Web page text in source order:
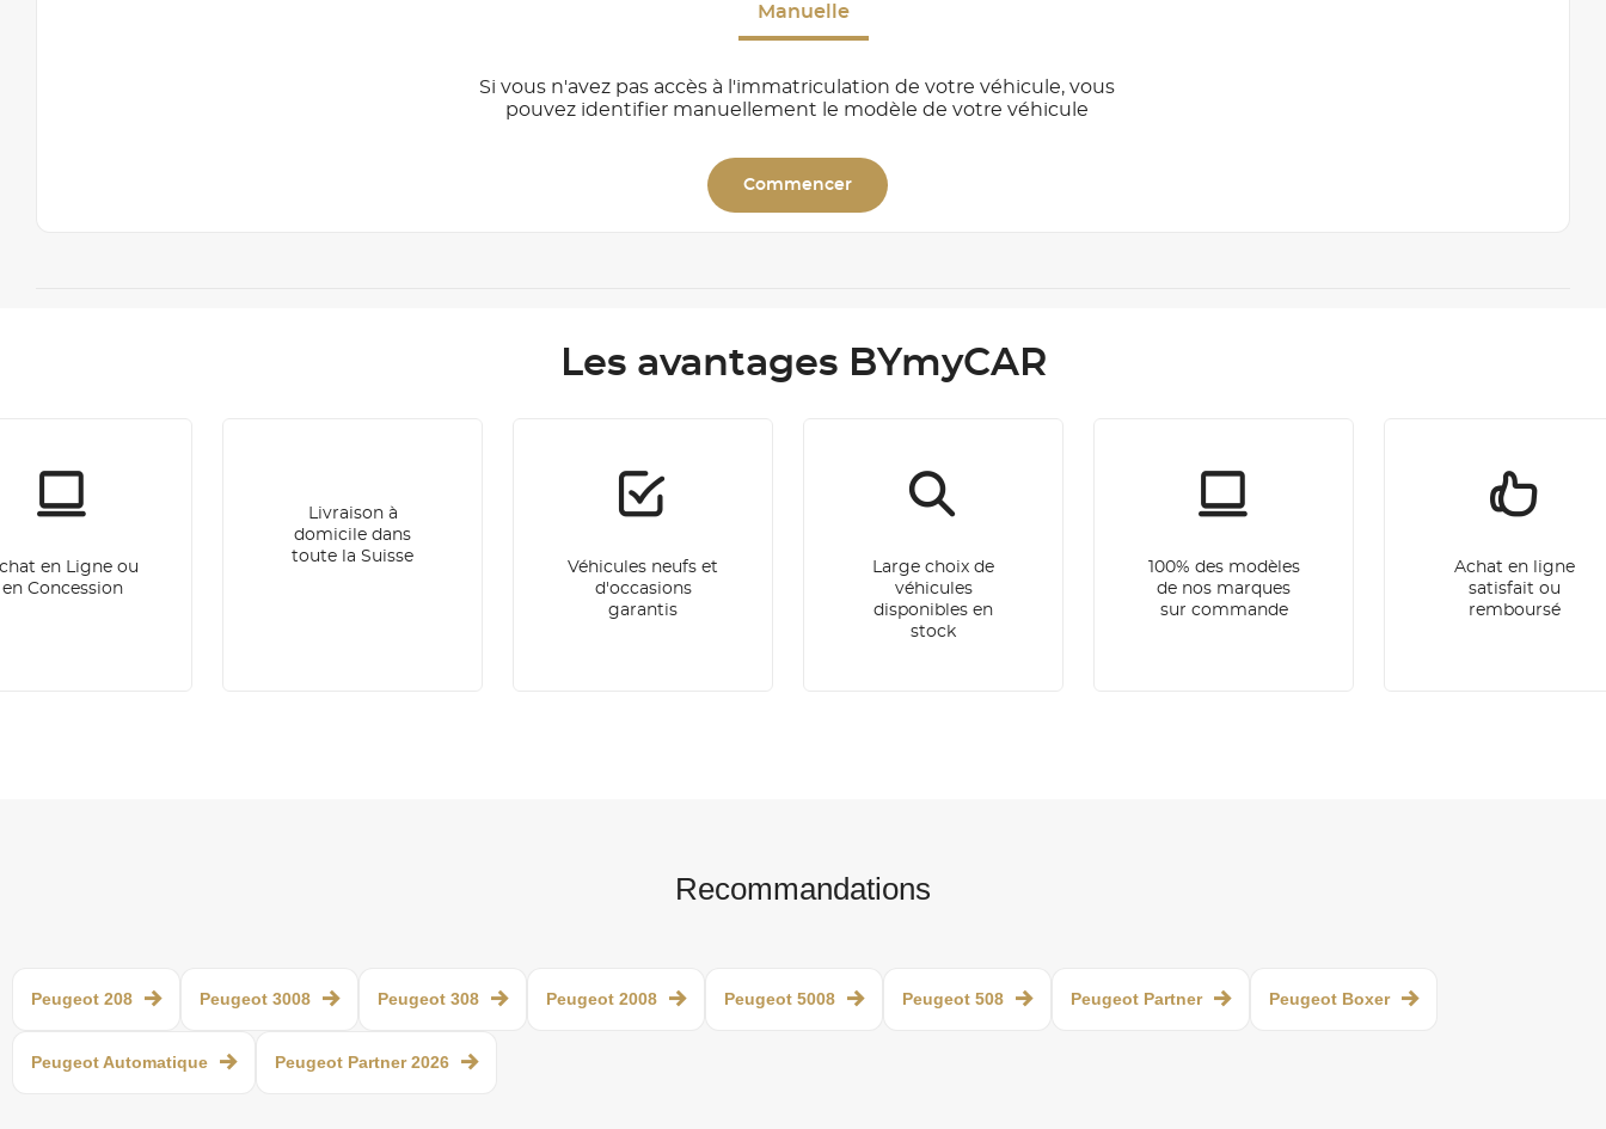
Manuelle
Si vous n'avez pas accès à l'immatriculation de votre véhicule, vous
pouvez identifier manuellement le modèle de votre véhicule
Commencer
Les avantages BYmyCAR
en Ligne ou
en Concession
Livraison à
domicile dans
toute la Suisse
Véhicules neufs et
d'occasions
garantis
Large choix de
véhicules
disponibles en
stock
100% des modèles
de nos marques
sur commande
Achat en ligne
satisfait ou
remboursé
Recommandations
Peugeot 208 Peugeot 3008 Peugeot 308 Peugeot 2008 Peugeot 5008 Peugeot 508 Peugeot Partner Peugeot Boxer
Peugeot Automatique Peugeot Partner 2026